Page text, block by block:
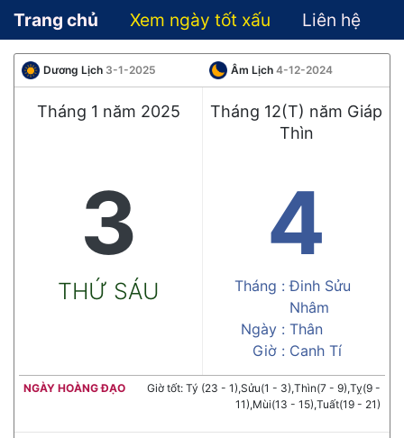
Trang chủ Xem ngày tốt xấu Liên hệ
Dương Lịch 3-1-2025 Âm Lịch 4-12-2024
Tháng 1 năm 2025
Tháng 12(T) năm Giáp
Thìn
3
THỨ SÁU
4
Tháng : Đinh Sửu
Ngày :
Nhâm
Thân
Giờ : Canh Tí
NGÀY HOÀNG ĐẠO
Giờ tốt: Tý (23 - 1),Sửu(1 - 3),Thìn(7 - 9),Tỵ(9 -
11),Mùi(13 - 15),Tuất(19 - 21)